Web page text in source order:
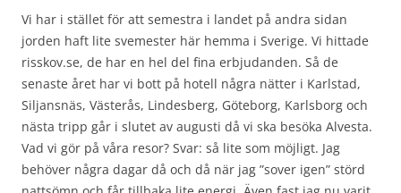
Vi har i stället för att semestra i landet på andra sidan
jorden haft lite svemester här hemma i Sverige. Vi hittade
risskov.se, de har en hel del fina erbjudanden. Så de
senaste året har vi bott på hotell några nätter i Karlstad,
Siljansnäs, Västerås, Lindesberg, Göteborg, Karlsborg och
nästa tripp går i slutet av augusti då vi ska besöka Alvesta.
Vad vi gör på våra resor? Svar: så lite som möjligt. Jag
behöver några dagar då och då när jag ”sover igen” störd